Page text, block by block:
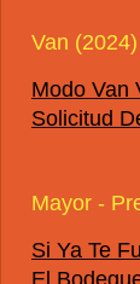
Van (2024)
Modo Van
Solicitud
Mayor -
Si Ya Te
El